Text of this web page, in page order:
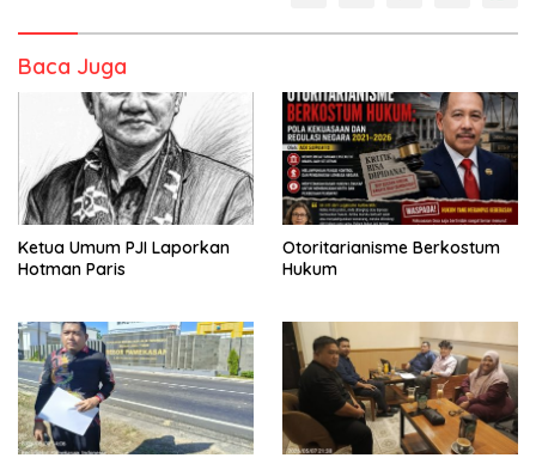
Baca Juga
Ketua Umum PJI Laporkan
Hotman Paris
Otoritarianisme Berkostum
Hukum